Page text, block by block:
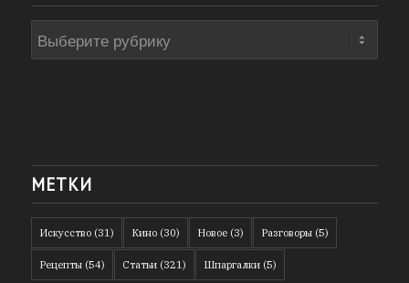
Рубрики
МЕТКИ
Искусство(31) Кино(30) Новое(3) Разговоры(5)
Рецепты(54) Статьи(321) Шпаргалки(5)